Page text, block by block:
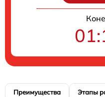
Преимущества Этапы